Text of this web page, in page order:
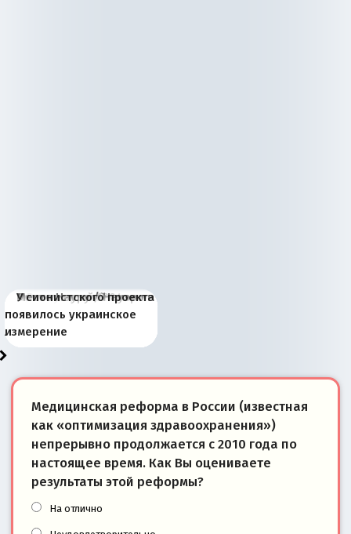
Киевская марионетка
Запада рассказала о
«переобувании» хозяев
В России назрели
перемены: 15 шагов к
суверенной экономике
Миграционный пожар
Европы
Россия начинает
сбрасывать балласт
Анкориджа
Россия зимой 1904
года: первые уступки во
внутренней политике
Русская нация вчера и
сегодня
Почему правый крах в
Варшаве не поможет её
отношениям с Россией?
Место Науру / Науэро в
современной истории
Южной Осетии
У сионистского проекта
появилось украинское
измерение
Медицинская реформа в России (известная
как «оптимизация здравоохранения»)
непрерывно продолжается с 2010 года по
настоящее время. Как Вы оцениваете
результаты этой реформы?
На отлично